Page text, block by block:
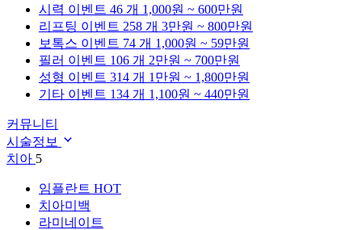
시력 이벤트 46 개 1,000원 ~ 600만원
리프팅 이벤트 258 개 3만원 ~ 800만원
보톡스 이벤트 74 개 1,000원 ~ 59만원
필러 이벤트 106 개 2만원 ~ 700만원
성형 이벤트 314 개 1만원 ~ 1,800만원
기타 이벤트 134 개 1,100원 ~ 440만원
커뮤니티
시술정보
치아 5
임플란트 HOT
치아미백
라미네이트